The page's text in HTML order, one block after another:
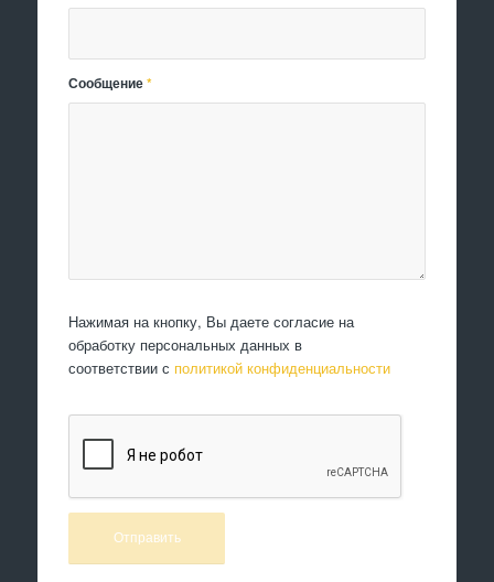
Сообщение*
Нажимая на кнопку, Вы даете согласие на
обработку персональных данных в
соответствии с политикой конфиденциальности